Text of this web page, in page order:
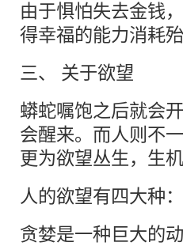
由于惧怕失去金钱
得幸福的能力消耗殆
三、 关于欲望
蟒蛇嘱饱之后就会
会醒来。而人则不
更为欲望丛生，生机
人的欲望有四大种
贪婪是一种巨大的